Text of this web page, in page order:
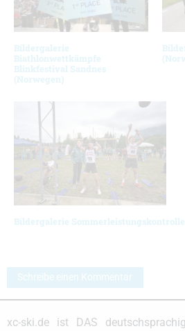
Bildergalerie
Biathlonwettkämpfe
Blinkfestival Sandnes
(Norwegen)
Bildergalerie
Schreibe einen Kommentar
xc-ski.de ist DAS